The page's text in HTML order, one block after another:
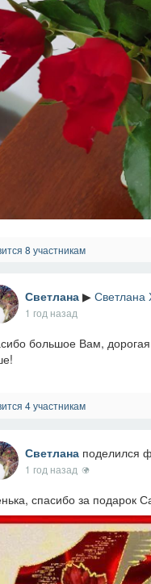
8 участникам
Светлана ▶
1 год назад
большое Вам,
4 участникам
Светлана поделился
1 год назад
спасибо за подарок